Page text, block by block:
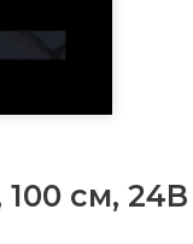
см, 24В